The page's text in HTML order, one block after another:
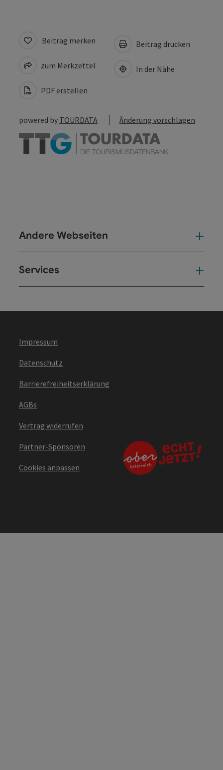
Beitrag merken
zum Merkzettel
PDF erstellen
Beitrag drucken
In der Nähe
powered by TOURDATA Änderung vorschlagen
Andere Webseiten
Services
Impressum
Datenschutz
Barrierefreiheitserklärung
AGBs
Vertrag widerrufen
Partner-Sponsoren
Cookies anpassen